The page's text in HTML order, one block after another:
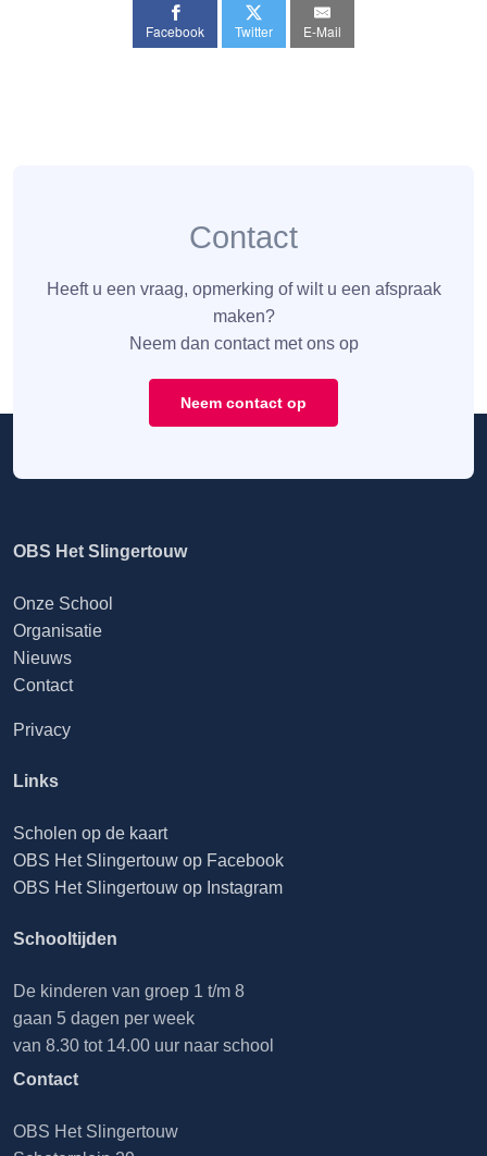
Facebook Twitter E-Mail
Contact
Heeft u een vraag, opmerking of wilt u een afspraak
maken?
Neem dan contact met ons op
Neem contact op
OBS Het Slingertouw
Onze School
Organisatie
Nieuws
Contact
Privacy
Links
Scholen op de kaart
OBS Het Slingertouw op Facebook
OBS Het Slingertouw op Instagram
Schooltijden
De kinderen van groep 1 t/m 8
gaan 5 dagen per week
van 8.30 tot 14.00 uur naar school
Contact
OBS Het Slingertouw